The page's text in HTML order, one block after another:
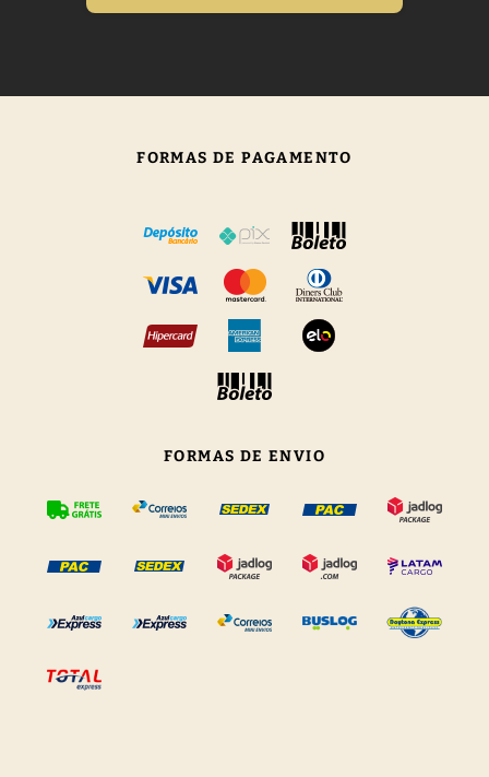
FORMAS DE PAGAMENTO
FORMAS DE ENVIO